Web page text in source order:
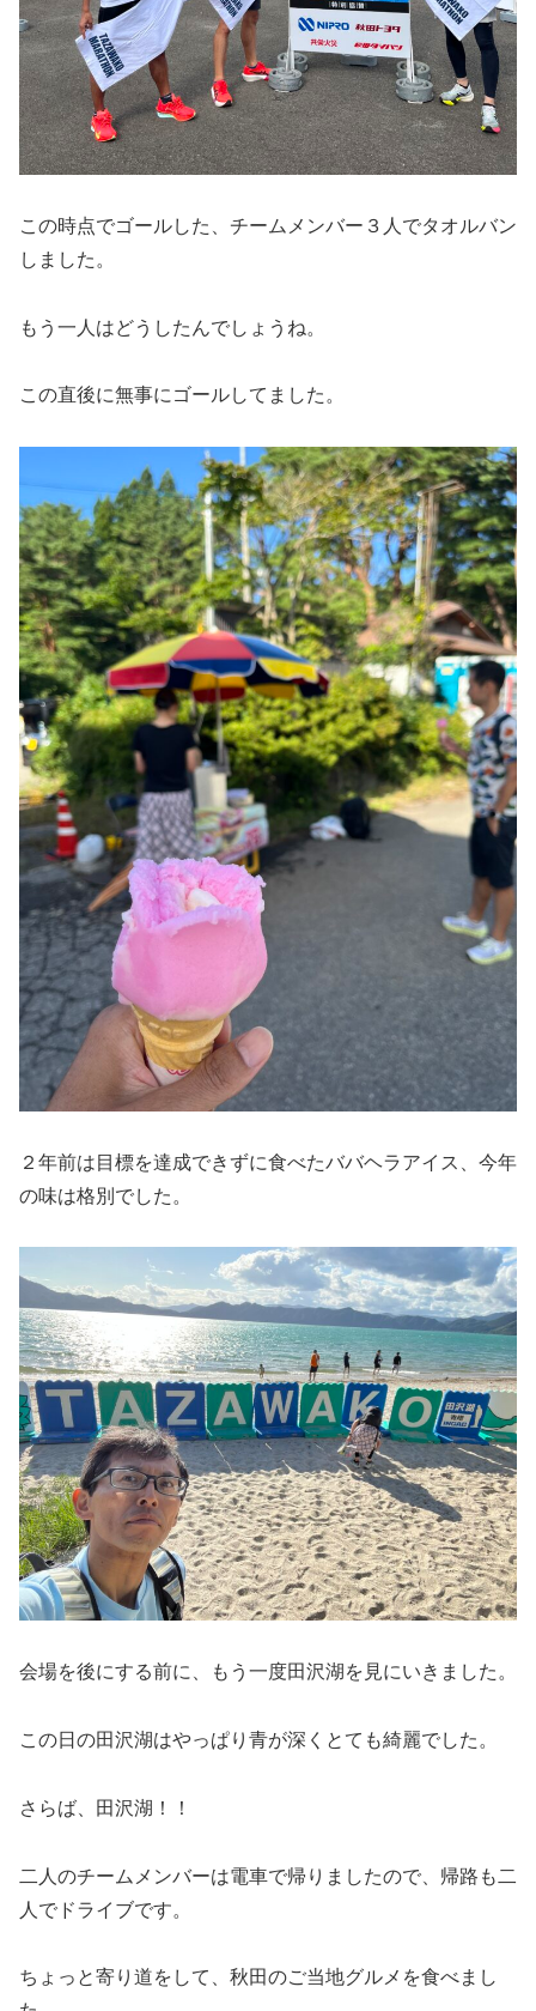
この時点でゴールした、チームメンバー３人でタオルバン
しました。
もう一人はどうしたんでしょうね。
この直後に無事にゴールしてました。
２年前は目標を達成できずに食べたババヘラアイス、今年
の味は格別でした。
会場を後にする前に、もう一度田沢湖を見にいきました。
この日の田沢湖はやっぱり青が深くとても綺麗でした。
さらば、田沢湖！！
二人のチームメンバーは電車で帰りましたので、帰路も二
人でドライブです。
ちょっと寄り道をして、秋田のご当地グルメを食べまし